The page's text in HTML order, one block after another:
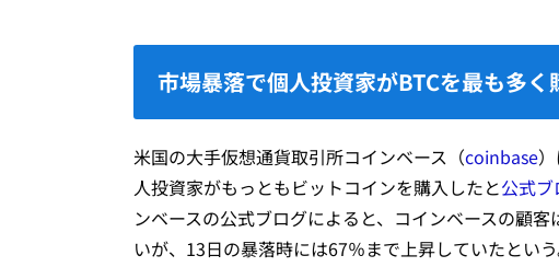
市場暴落で個人投資家がBTCを最も多
米国の大手仮想通貨取引所コインベース（coinbase
人投資家がもっともビットコインを購入したと公式ブ
ンベースの公式ブログによると、コインベースの顧
いが、13日の暴落時には67％まで上昇していたという